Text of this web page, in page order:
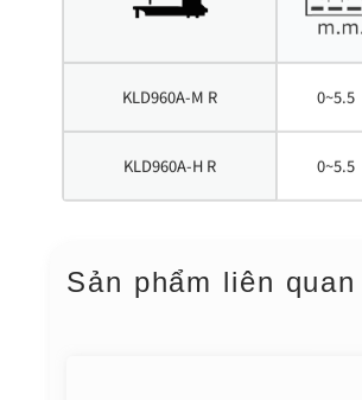
KLD960A-M R 0~5.5
KLD960A-H R 0~5.5
Sản phẩm liên quan